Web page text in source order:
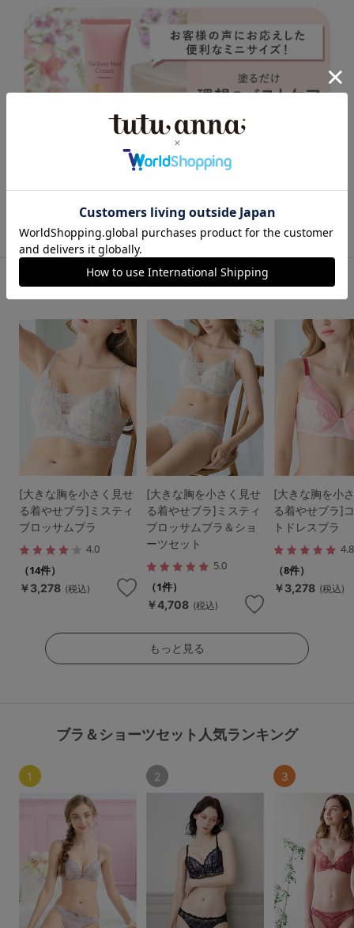
この商品と一緒に見られている商品
大きな胸を小さく見せる着やせブラ
[大きな胸を小さく見せ
る着やせブラ]ミスティ
ブロッサムブラ
4.0
（14件）
￥3,278 (税込)
[大きな胸を小さく見せ
る着やせブラ]ミスティ
ブロッサムブラ＆ショ
ーツセット
5.0
（1件）
￥4,708 (税込)
[大きな胸を小
る着やせブラ]
トドレスブラ
4.8
（8件）
￥3,278 (税込)
もっと見る
ブラ＆ショーツセット人気ランキング
1 2 3